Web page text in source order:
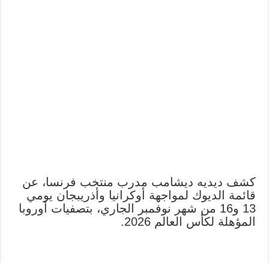
كشف ديديه ديشامب مدرب منتخب فرنسا، عن
قائمة الديوك لمواجهة أوكرانيا وأذريبجان يومي
13 و16 من شهر نوفمبر الجاري، بتصفيات أوروبا
المؤهلة لكأس العالم 2026.